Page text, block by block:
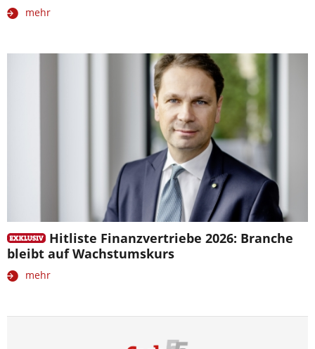
mehr
Hitliste Finanzvertriebe 2026: Branche
bleibt auf Wachstumskurs
mehr